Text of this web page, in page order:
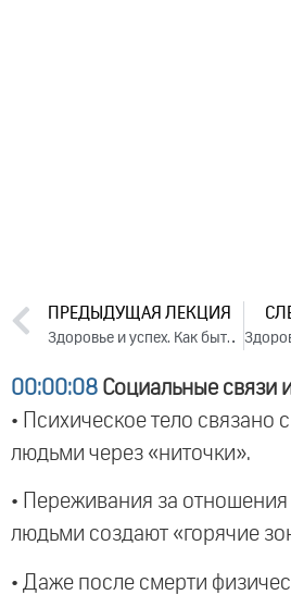
ПРЕДЫДУЩАЯ ЛЕКЦИЯ
Здоровье и успех. Как быть активным и не разрушать себя. День 1. Часть 1 (2025)
00:00:08 Социальные связи
• Психическое тело
людьми через «ниточки».
• Переживания за
людьми создают «горячие
• Даже после смерти